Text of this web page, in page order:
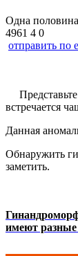
Одна
4961 4 0
отправить по
встречается
Данная
Обнаружить
заметить.
имеют разные